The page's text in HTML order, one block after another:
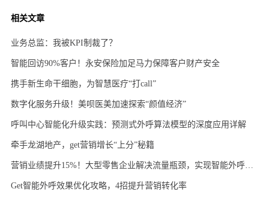
相关文章
业务总监：我被KPI制裁了？
智能回访90%客户！永安保险加足马力保障客户财产安全
携手新生命干细胞，为智慧医疗“打call”
数字化服务升级！美呗医美加速探索“颜值经济”
呼叫中心智能化升级实践：预测式外呼算法模型的深度应用详解
牵手龙湖地产，get营销增长“上分”秘籍
营销业绩提升15%！大型零售企业解决流量瓶颈，实现智能外呼加粉
Get智能外呼效果优化攻略，4招提升营销转化率